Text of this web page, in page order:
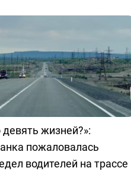
девять жизней?»:
пожаловалась
водителей на трассе